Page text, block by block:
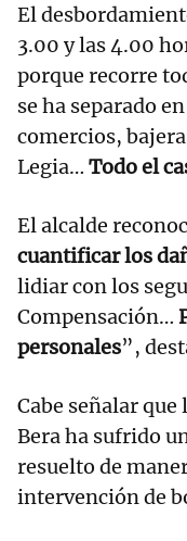
El
3.00 y las 4.00
porque recorre
se ha separado
comercios,
Legia… Todo el
El alcalde
cuantificar los
lidiar con los
Compensación…
personales”,
Cabe señalar que
Bera ha sufrido
resuelto de
intervención de